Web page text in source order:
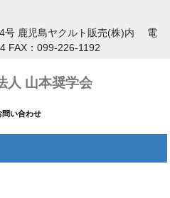
4号 鹿児島ヤクルト販売(株)内 電
FAX：099-226-1192
問い合わせ